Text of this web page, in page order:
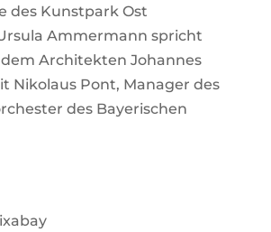
des Kunstpark Ost
Ammermann spricht
Architekten Johannes
Nikolaus Pont, Manager des
des Bayerischen